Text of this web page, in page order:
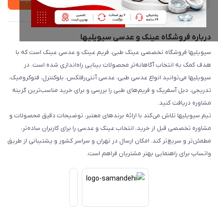
درباره فروشگاه عینک و عدسی سیویلیها
سیویلیها فروشگاه تخصصی عینک طبی، فریم عینک و عدسی عینک است که با
هدف کمک به انتخاب آگاهانه‌تر محصولات بینایی راه‌اندازی شده است. در
سیویلیها می‌توانید انواع عدسی طبی، عدسی آنتی‌رفلکس، بلوکنترل، فتوکرومیک،
تدریجی، دبل آسفریک و فریم‌های طبی را بررسی و برای خرید مناسب‌ترین گزینه
مشاوره دریافت کنید.
تیم سیویلیها تلاش می‌کند با ارائه برندهای معتبر، توضیحات دقیق محصولات و
مشاوره تخصصی قبل از خرید، انتخاب عینک و عدسی را برای کاربران ساده‌تر،
مطمئن‌تر و سریع‌تر کند. امکان ارسال در تهران و سراسر کشور و پشتیبانی از طریق
واتساپ برای راهنمایی بهتر مشتریان فراهم است.